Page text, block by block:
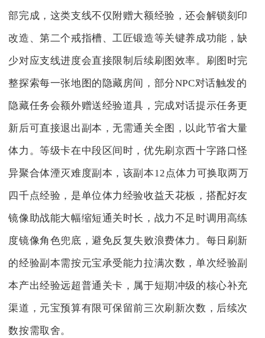
部完成，这类支线不仅附赠大额经验，还会解锁刻印
改造、第二个戒指槽、工匠锻造等关键养成功能，缺
少对应支线进度会直接限制后续刷图效率。刷图时完
整探索每一张地图的隐藏房间，部分NPC对话触发的
隐藏任务会额外赠送经验道具，完成对话提示任务更
新后可直接退出副本，无需通关全图，以此节省大量
体力。等级卡在中段区间时，优先刷京西十字路口怪
异聚合体湮灭难度副本，该副本12点体力可换取两万
四千点经验，是单位体力经验收益天花板，搭配好友
镜像助战能大幅缩短通关时长，战力不足时调用高练
度镜像角色兜底，避免反复失败浪费体力。每日刷新
的经验副本需按元宝承受能力拉满次数，单次经验副
本产出经验远超普通关卡，属于短期冲级的核心补充
渠道，元宝预算有限可保留前三次刷新次数，后续次
数按需取舍。